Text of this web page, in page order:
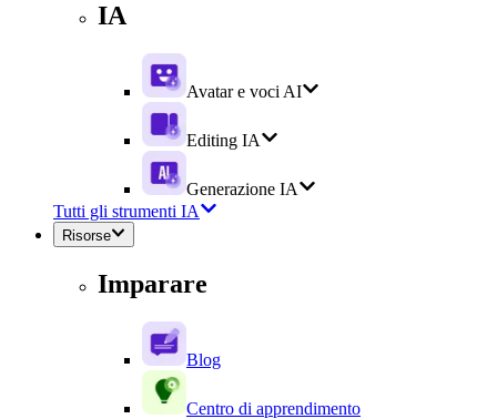
IA
Avatar e voci AI
Editing IA
Generazione IA
Tutti gli strumenti IA
Risorse
Imparare
Blog
Centro di apprendimento